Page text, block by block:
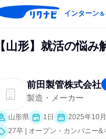
インターン＆
【山形】就活の悩
前田製管株式会社
製造・メーカー
山形県 1日
2025年10月
27卒 | オープン・カンパニー&